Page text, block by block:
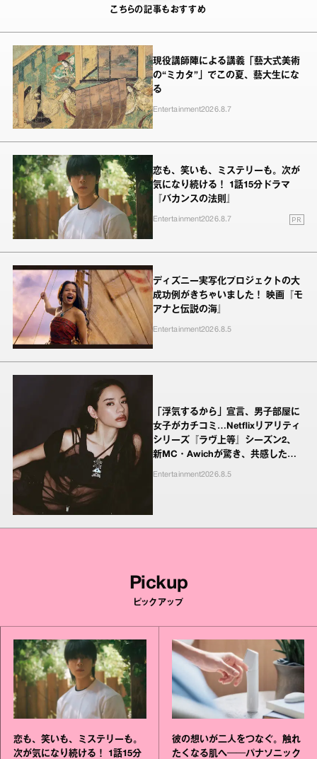
こちらの記事もおすすめ
現役講師陣による講義「藝大式美術
の“ミカタ”」でこの夏、藝大生にな
る
Entertainment2026.8.7
恋も、笑いも、ミステリーも。次が
気になり続ける！ 1話15分ドラマ
『バカンスの法則』
Entertainment2026.8.7 PR
ディズニー実写化プロジェクトの大
成功例がきちゃいました！ 映画『モ
アナと伝説の海』
Entertainment2026.8.5
「浮気するから」宣言、男子部屋に
女子がカチコミ…Netflixリアリティ
シリーズ『ラヴ上等』シーズン2、
新MC・Awichが驚き、共感したヤ
Entertainment2026.8.5
Pickup
ピックアップ
恋も、笑いも、ミステリーも。
次が気になり続ける！ 1話15分
彼の想いが二人をつなぐ。触れ
たくなる肌へ──パナソニック